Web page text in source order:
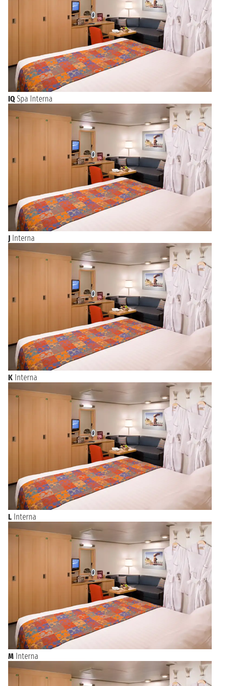
IQ Spa Interna
J Interna
K Interna
L Interna
M Interna